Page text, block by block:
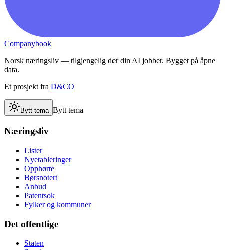
Companybook
Norsk næringsliv — tilgjengelig der din AI jobber. Bygget på åpne
data.
Et prosjekt fra D&CO
Bytt tema Bytt tema
Næringsliv
Lister
Nyetableringer
Opphørte
Børsnotert
Anbud
Patentsok
Fylker og kommuner
Det offentlige
Staten